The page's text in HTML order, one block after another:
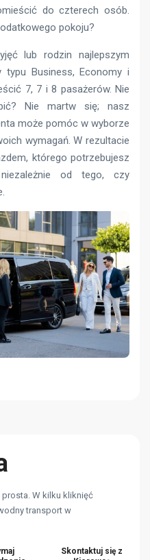
do czterech osób.
pokoju?
lub rodzin najlepszym
typu Business, Economy i
7, 7 i 8 pasażerów. Nie
Nie martw się; nasz
może pomóc w wyborze
wymagań. W rezultacie
którego potrzebujesz
od tego, czy
W kilku kliknięć
transport w
Skontaktuj się z